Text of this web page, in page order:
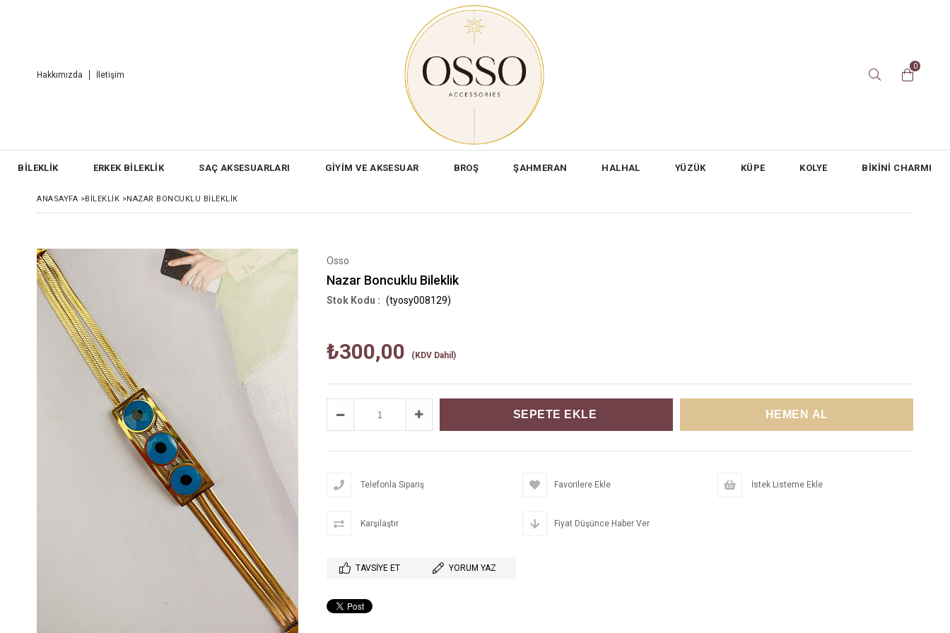
Hakkımızda İletişim
0
BİLEKLİK ERKEK BİLEKLİK SAÇ AKSESUARLARI GİYİM VE AKSESUAR BROŞ ŞAHMERAN HALHAL YÜZÜK KÜPE KOLYE BİKİNİ CHARMI
ANASAYFA >BİLEKLİK >NAZAR BONCUKLU BILEKLIK
Osso
Nazar Boncuklu Bileklik
(tyosy008129)
₺300,00 (KDV Dahil)
Telefonla Sipariş Favorilere Ekle İstek Listeme Ekle
Karşılaştır Fiyat Düşünce Haber Ver
TAVSIYE ET YORUM YAZ